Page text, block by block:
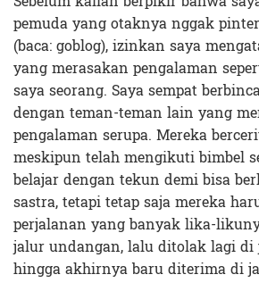
pemuda yang otaknya nggak
(baca: goblog), izinkan saya
yang merasakan pengalaman
saya seorang. Saya sempat
dengan teman-teman lain yang
pengalaman serupa. Mereka
meskipun telah mengikuti bimbel
belajar dengan tekun demi bisa
sastra, tetapi tetap saja mereka
perjalanan yang banyak lika-
jalur undangan, lalu ditolak lagi di
hingga akhirnya baru diterima di